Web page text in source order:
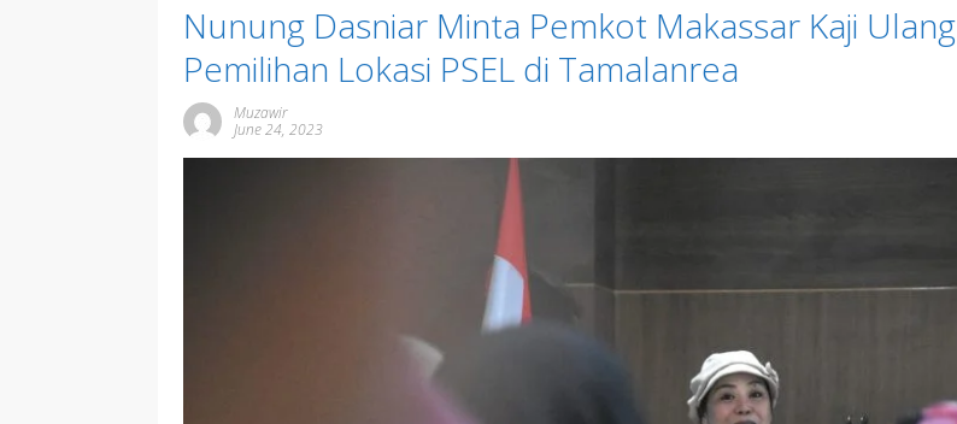
Nunung Dasniar Minta Pemkot Makassar Kaji Ulang
Pemilihan Lokasi PSEL di Tamalanrea
Muzawir
June 24, 2023